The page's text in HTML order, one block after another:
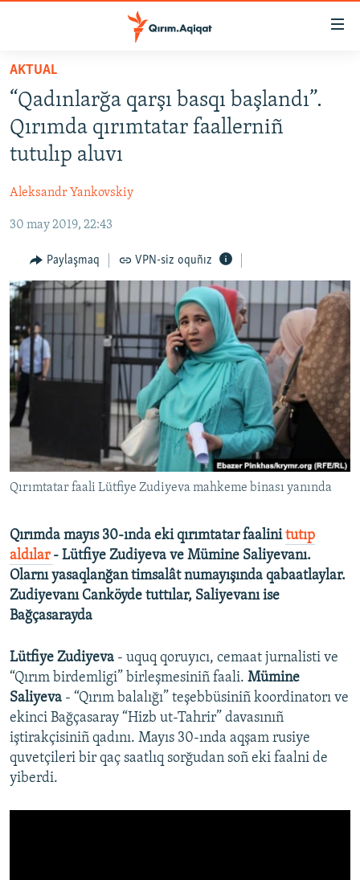
Esas
qaytmaq
Baş
navigatsiyağa
qaytmaq
Qıdıruvğa
HABERLER
SİYASET
İQTİSADİYAT
MEDENİYET
İNSAN AQLARI
VİDEO
SÜRET
FİKİR
Русский
Українською
QOŞULIÑIZ!
RFE/RS bütün saytları
AKTUAL
“Qadınlarğa qarşı basqı başlandı”.
Qırımda qırımtatar faallerniñ
tutulıp aluvı
Aleksandr Yankovskiy
30 may 2019, 22:43
Paylaşmaq VPN-siz oquñız
Qırımtatar faali Lütfiye Zudiyeva mahkeme binası yanında
Qırımda mayıs 30-ında eki qırımtatar faalinitutıp
aldılar - Lütfiye Zudiyeva ve Mümine Saliyevanı.
Olarnı yasaqlanğan timsalât numayışında qabaatlaylar.
Zudiyevanı Canköyde tuttılar, Saliyevanı ise
Bağçasarayda
Lütfiye Zudiyeva - uquq qoruyıcı, cemaat jurnalisti ve
“Qırım birdemligi” birleşmesiniñ faali. Mümine
Saliyeva - “Qırım balalığı” teşebbüsiniñ koordinatorı ve
ekinci Bağçasaray “Hizb ut-Tahrir” davasınıñ
iştirakçisiniñ qadını. Mayıs 30-ında aqşam rusiye
quvetçileri bir qaç saatlıq sorğudan soñ eki faalni de
yiberdi.